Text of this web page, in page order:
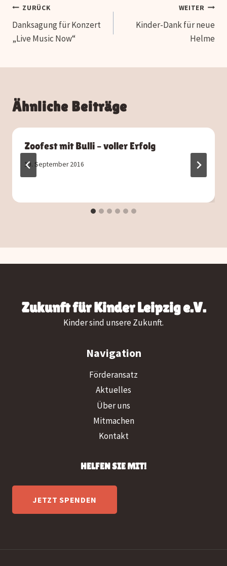
Beitragsnavigation
ZURÜCK
Danksagung für Konzert
„Live Music Now“
WEITER
Kinder-Dank für neue
Helme
Ähnliche Beiträge
Zoofest mit Bulli – voller Erfolg
19. September 2016
Zukunft für Kinder Leipzig e.V.
Kinder sind unsere Zukunft.
Navigation
Förderansatz
Aktuelles
Über uns
Mitmachen
Kontakt
HELFEN SIE MIT!
JETZT SPENDEN